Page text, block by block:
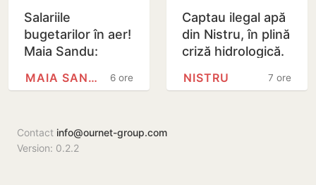
Salariile
bugetarilor în aer!
Maia Sandu:
septembrie ar
6 ore
MAIA SANDU
Captau ilegal apă
din Nistru, în plină
criză hidrologică.
Criuleni, amendați
7 ore
NISTRU
Contact info@ournet-group.com
Version: 0.2.2